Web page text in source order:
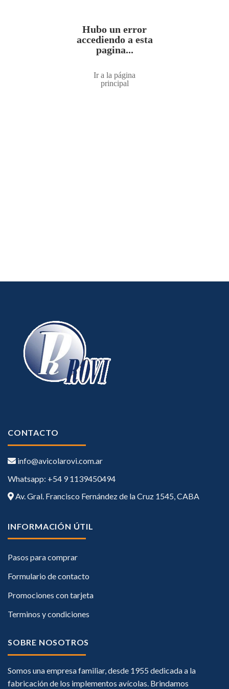
CONTACTO
info@avicolarovi.com.ar
Whatsapp: +54 9 1139450494
Av. Gral. Francisco Fernández de la Cruz 1545, CABA
INFORMACIÓN ÚTIL
Pasos para comprar
Formulario de contacto
Promociones con tarjeta
Terminos y condiciones
SOBRE NOSOTROS
Somos una empresa familiar, desde 1955 dedicada a la
fabricación de los implementos avícolas. Brindamos